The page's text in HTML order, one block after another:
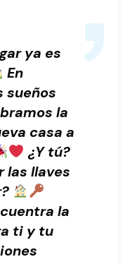
ya es
En
sueños
la
casa a
¿Y tú?
las llaves
la
ti y tu